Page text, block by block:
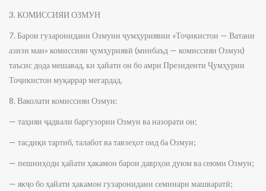
3. КОМИССИЯИ ОЗМУН
7. Барои гузаронидани Озмуни ҷумҳуриявии «Тоҷикистон — Ватани
азизи ман» комиссияи ҷумҳуриявӣ (минбаъд — комиссияи Озмун)
таъсис дода мешавад, ки ҳайати он бо амри Президенти Ҷумҳурии
Тоҷикистон муқаррар мегардад.
8. Ваколати комиссияи Озмун:
— таҳияи ҷадвали баргузории Озмун ва назорати он;
— тасдиқи тартиб, талабот ва тавзеҳот оид ба Озмун;
— пешниҳоди ҳайати ҳакамон барои даврҳои дуюм ва сеюми Озмун;
— якҷо бо ҳайати ҳакамон гузаронидани семинари машваратӣ;